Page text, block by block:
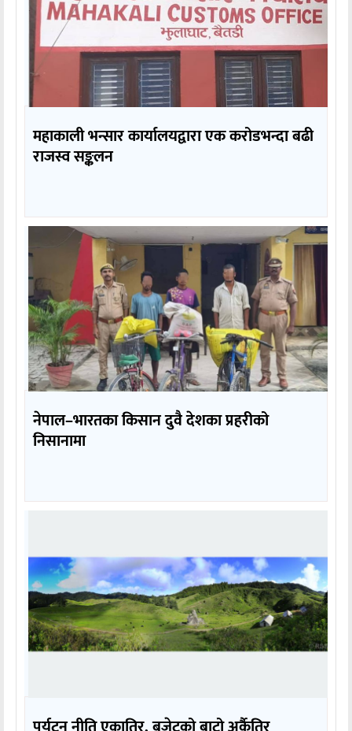
महाकाली भन्सार कार्यालयद्वारा एक करोडभन्दा बढी
राजस्व सङ्कलन
नेपाल–भारतका किसान दुवै देशका प्रहरीको
निसानामा